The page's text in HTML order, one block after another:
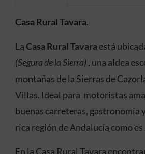
Casa Rural Tavara.
LaCasa Rural Tavaraestá
(Segura de la Sierra) , una aldea
montañas de la Sierras de
Villas. Ideal para motoristas
buenas carreteras, gastronomía
rica región de Andalucía como es
En la Casa Rural Tavara